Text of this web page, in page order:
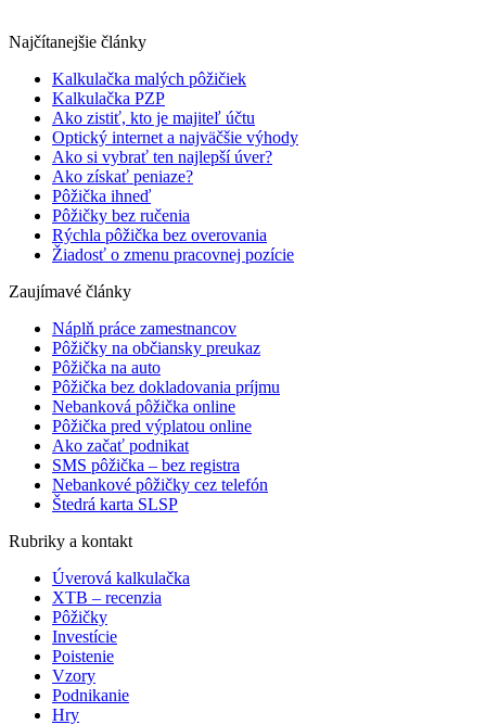
Najčítanejšie články
Kalkulačka malých pôžičiek
Kalkulačka PZP
Ako zistiť, kto je majiteľ účtu
Optický internet a najväčšie výhody
Ako si vybrať ten najlepší úver?
Ako získať peniaze?
Pôžička ihneď
Pôžičky bez ručenia
Rýchla pôžička bez overovania
Žiadosť o zmenu pracovnej pozície
Zaujímavé články
Náplň práce zamestnancov
Pôžičky na občiansky preukaz
Pôžička na auto
Pôžička bez dokladovania príjmu
Nebanková pôžička online
Pôžička pred výplatou online
Ako začať podnikat
SMS pôžička – bez registra
Nebankové pôžičky cez telefón
Štedrá karta SLSP
Rubriky a kontakt
Úverová kalkulačka
XTB – recenzia
Pôžičky
Investície
Poistenie
Vzory
Podnikanie
Hry